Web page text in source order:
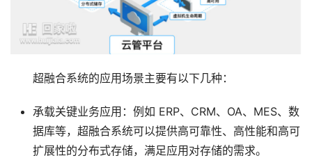
超融合系统的应用场景主要有以下几种：
承载关键业务应用：例如 ERP、CRM、OA、MES、数
据库等，超融合系统可以提供高可靠性、高性能和高可
扩展性的分布式存储，满足应用对存储的需求。